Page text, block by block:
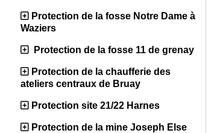
Protection de la fosse Notre Dame à
Waziers
Protection de la fosse 11 de grenay
Protection de la chaufferie des
ateliers centraux de Bruay
Protection site 21/22 Harnes
Protection de la mine Joseph Else